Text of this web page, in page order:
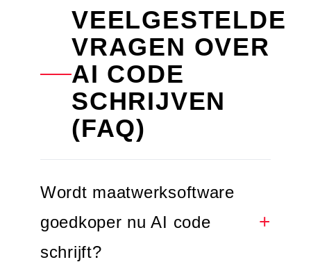
VEELGESTELDE
VRAGEN OVER
AI CODE
SCHRIJVEN
(FAQ)
Wordt maatwerksoftware
goedkoper nu AI code
schrijft?